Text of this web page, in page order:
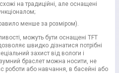
на традиційні, але оснащені
менше за розміром).
можуть бути оснащені TFT
швидко дізнатися потрібні
захист від вологи і
браслет можна носити, не
роботи або навчання, в басейні або